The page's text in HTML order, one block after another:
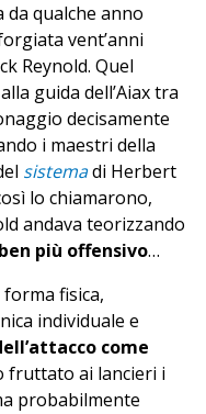
da qualche anno
vent’anni
Reynold. Quel
guida dell’Aiax tra
decisamente
i maestri della
sistemadi Herbert
lo chiamarono,
andava teorizzando
ben più offensivo…
fisica,
individuale e
come
fruttato ai lancieri i
probabilmente